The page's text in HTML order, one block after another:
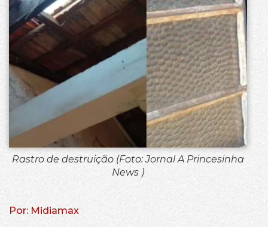
Rastro de destruição (Foto: Jornal A Princesinha
News )
Por: Midiamax